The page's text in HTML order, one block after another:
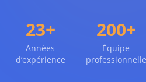
23+
Années
d’expérience
200+
Équipe
professionnelle